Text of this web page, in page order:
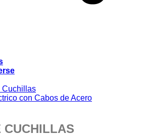
Cuchillas
con Cabos de Acero
CUCHILLAS